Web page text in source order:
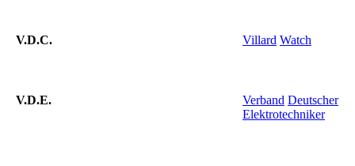
V.D.C. Villard Watch
V.D.E. Verband Deutscher
Elektrotechniker